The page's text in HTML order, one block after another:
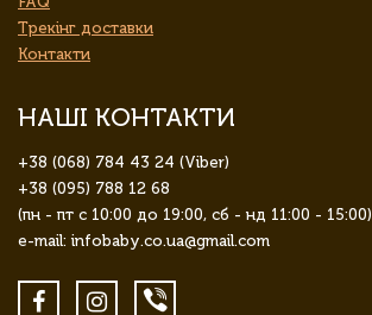
Трекінг доставки
Контакти
НАШІ КОНТАКТИ
+38 (068) 784 43 24 (Viber)
+38 (095) 788 12 68
(пн - пт с 10:00 до 19:00, сб - нд 11:00 - 15:00)
e-mail: infobaby.co.ua@gmail.com